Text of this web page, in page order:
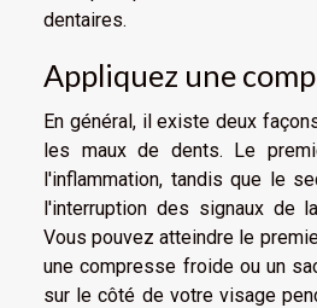
dentaires.
Appliquez une
En général, il existe deux
les maux de dents. Le
l'inflammation, tandis que le
l'interruption des signaux de
Vous pouvez atteindre le
une compresse froide ou un
sur le côté de votre visage